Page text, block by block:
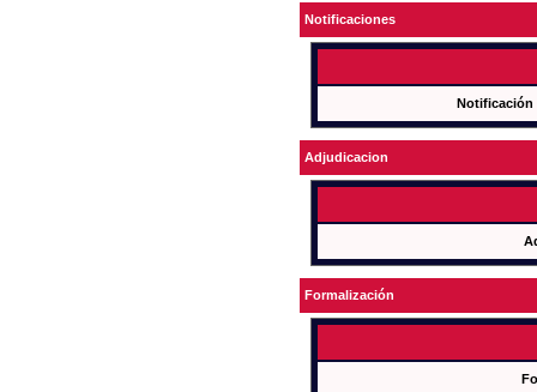
Notificaciones
Notificación
Adjudicacion
Formalización